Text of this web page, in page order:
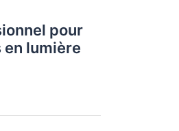
pour
lumière